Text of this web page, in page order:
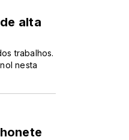
alta
trabalhos.
nesta